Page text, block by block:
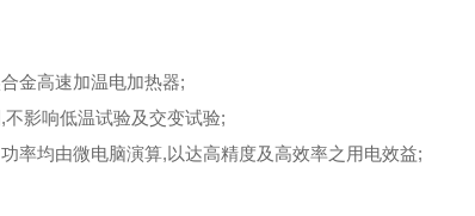
金高速加温电加热器;
不影响低温试验及交变试验;
率均由微电脑演算,以达高精度及高效率之用电效益;